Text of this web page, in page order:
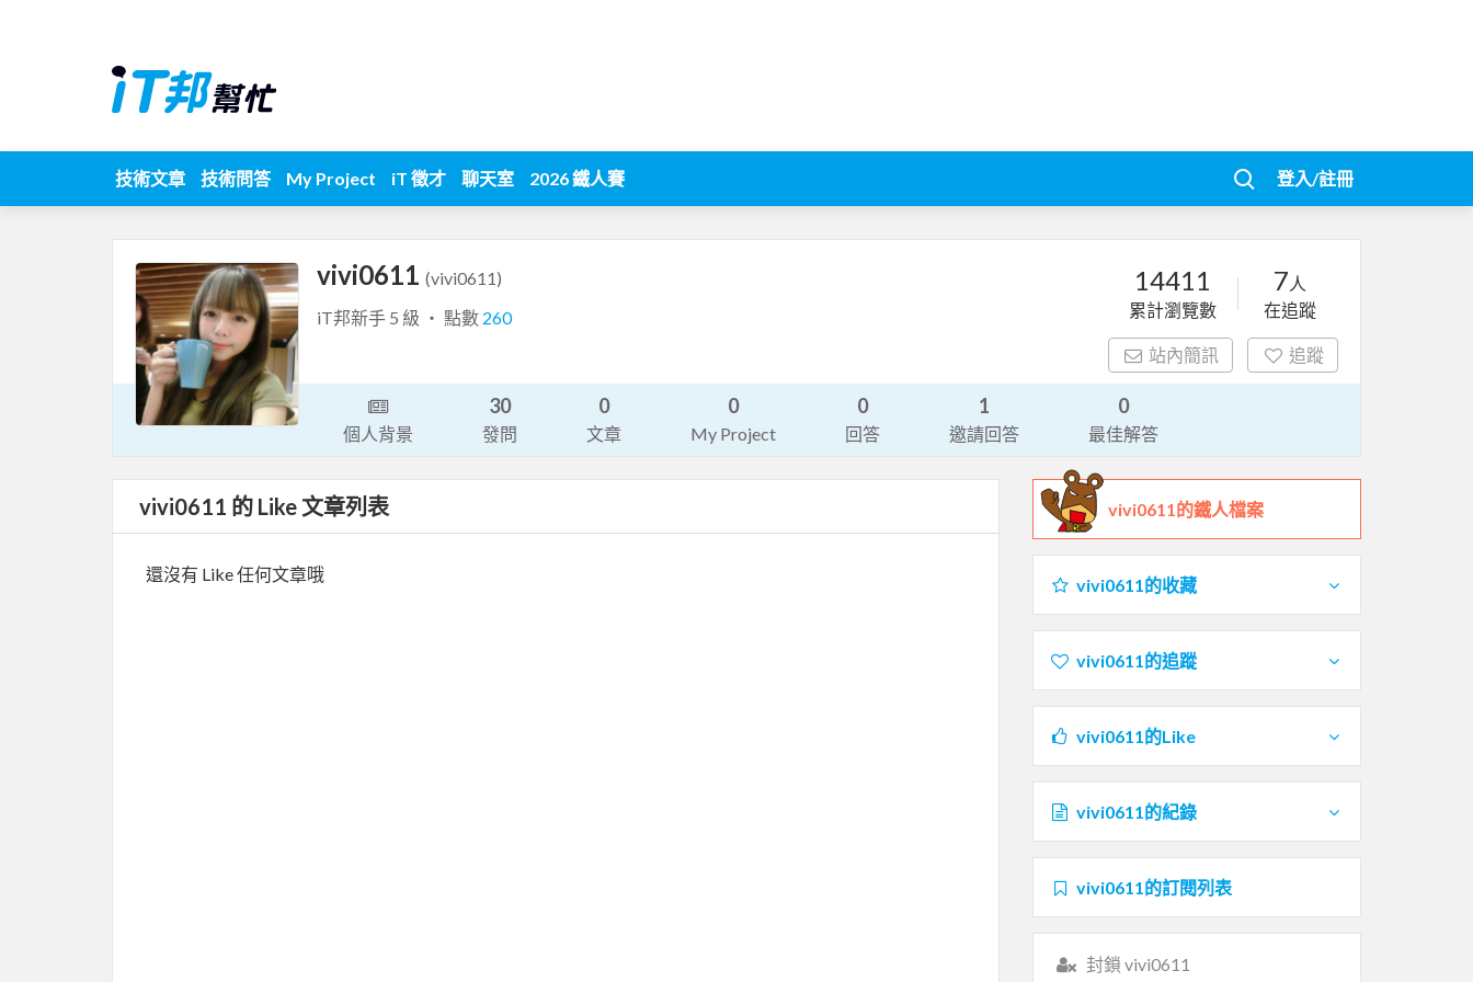
技術文章 技術問答 My Project iT 徵才 聊天室 2026 鐵人賽 登入/註冊
vivi0611 (vivi0611)
iT邦新手 5 級 ‧ 點數 260
14411
累計瀏覽數
7 人
在追蹤
站內簡訊 追蹤
個人背景
30
發問
0
文章
0
My Project
0
回答
1
邀請回答
0
最佳解答
vivi0611 的 Like 文章列表
還沒有 Like 任何文章哦
vivi0611的鐵人檔案
vivi0611的收藏
vivi0611的追蹤
vivi0611的Like
vivi0611的紀錄
vivi0611的訂閱列表
封鎖 vivi0611